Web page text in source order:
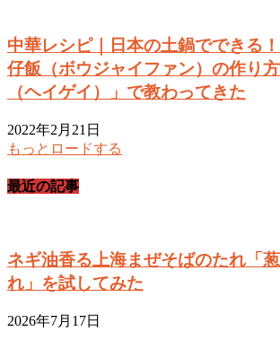
中華レシピ｜日本の土鍋でできる
仔飯（ボウジャイファン）の作り
（ヘイゲイ）」で教わってきた
2022年2月21日
もっとロードする
最近の記事
ネギ油香る上海まぜそばのたれ「
れ」を試してみた
2026年7月17日